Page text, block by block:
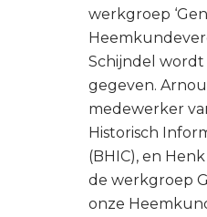
werkgroep
Schijndel wordt
gegeven.
medewerker
Historisch
(BHIC), en
de werkgroep
onze